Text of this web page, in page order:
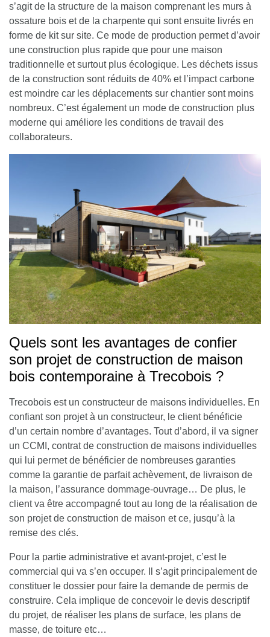
s’agit de la structure de la maison comprenant les murs à
ossature bois et de la charpente qui sont ensuite livrés en
forme de kit sur site. Ce mode de production permet d’avoir
une construction plus rapide que pour une maison
traditionnelle et surtout plus écologique. Les déchets issus
de la construction sont réduits de 40% et l’impact carbone
est moindre car les déplacements sur chantier sont moins
nombreux. C’est également un mode de construction plus
moderne qui améliore les conditions de travail des
collaborateurs.
Quels sont les avantages de confier
son projet de construction de maison
bois contemporaine à Trecobois ?
Trecobois est un constructeur de maisons individuelles. En
confiant son projet à un constructeur, le client bénéficie
d’un certain nombre d’avantages. Tout d’abord, il va signer
un CCMI, contrat de construction de maisons individuelles
qui lui permet de bénéficier de nombreuses garanties
comme la garantie de parfait achèvement, de livraison de
la maison, l’assurance dommage-ouvrage… De plus, le
client va être accompagné tout au long de la réalisation de
son projet de construction de maison et ce, jusqu’à la
remise des clés.
Pour la partie administrative et avant-projet, c’est le
commercial qui va s’en occuper. Il s’agit principalement de
constituer le dossier pour faire la demande de permis de
construire. Cela implique de concevoir le devis descriptif
du projet, de réaliser les plans de surface, les plans de
masse, de toiture etc…